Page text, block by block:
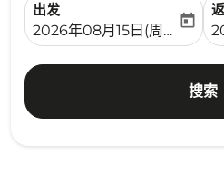
出发
fc-booking-departure-
2026年08月15日(周六)
today
搜索